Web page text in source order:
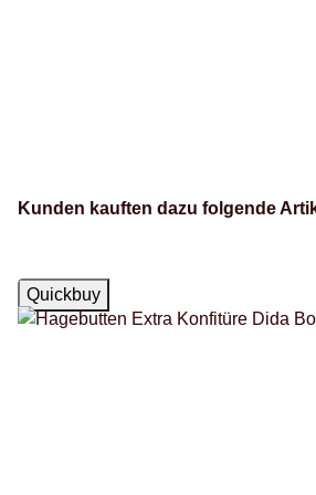
Kunden kauften dazu folgende
Quickbuy
Auf Lager